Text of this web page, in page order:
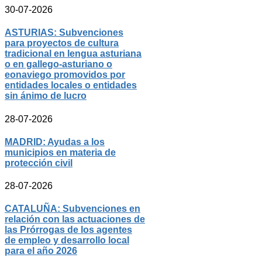
30-07-2026
ASTURIAS: Subvenciones
para proyectos de cultura
tradicional en lengua asturiana
o en gallego-asturiano o
eonaviego promovidos por
entidades locales o entidades
sin ánimo de lucro
28-07-2026
MADRID: Ayudas a los
municipios en materia de
protección civil
28-07-2026
CATALUÑA: Subvenciones en
relación con las actuaciones de
las Prórrogas de los agentes
de empleo y desarrollo local
para el año 2026